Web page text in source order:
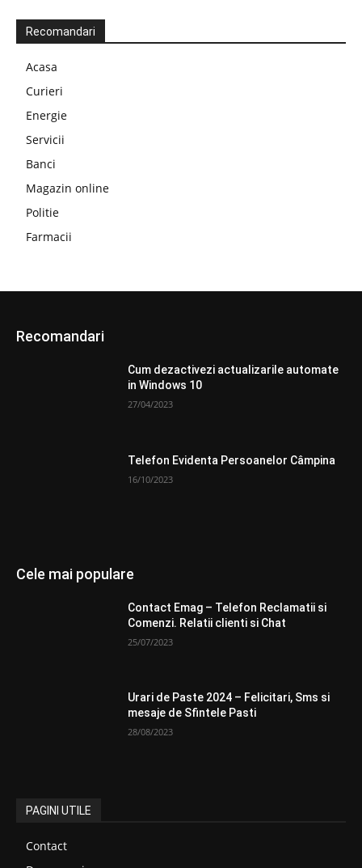
Recomandari
Acasa
Curieri
Energie
Servicii
Banci
Magazin online
Politie
Farmacii
Recomandari
Cum dezactivezi actualizarile automate
in Windows 10
27/04/2023
Telefon Evidenta Persoanelor Câmpina
16/10/2023
Cele mai populare
Contact Emag – Telefon Reclamatii si
Comenzi. Relatii clienti si Chat
25/07/2023
Urari de Paste 2024 – Felicitari, Sms si
mesaje de Sfintele Pasti
28/08/2023
PAGINI UTILE
Contact